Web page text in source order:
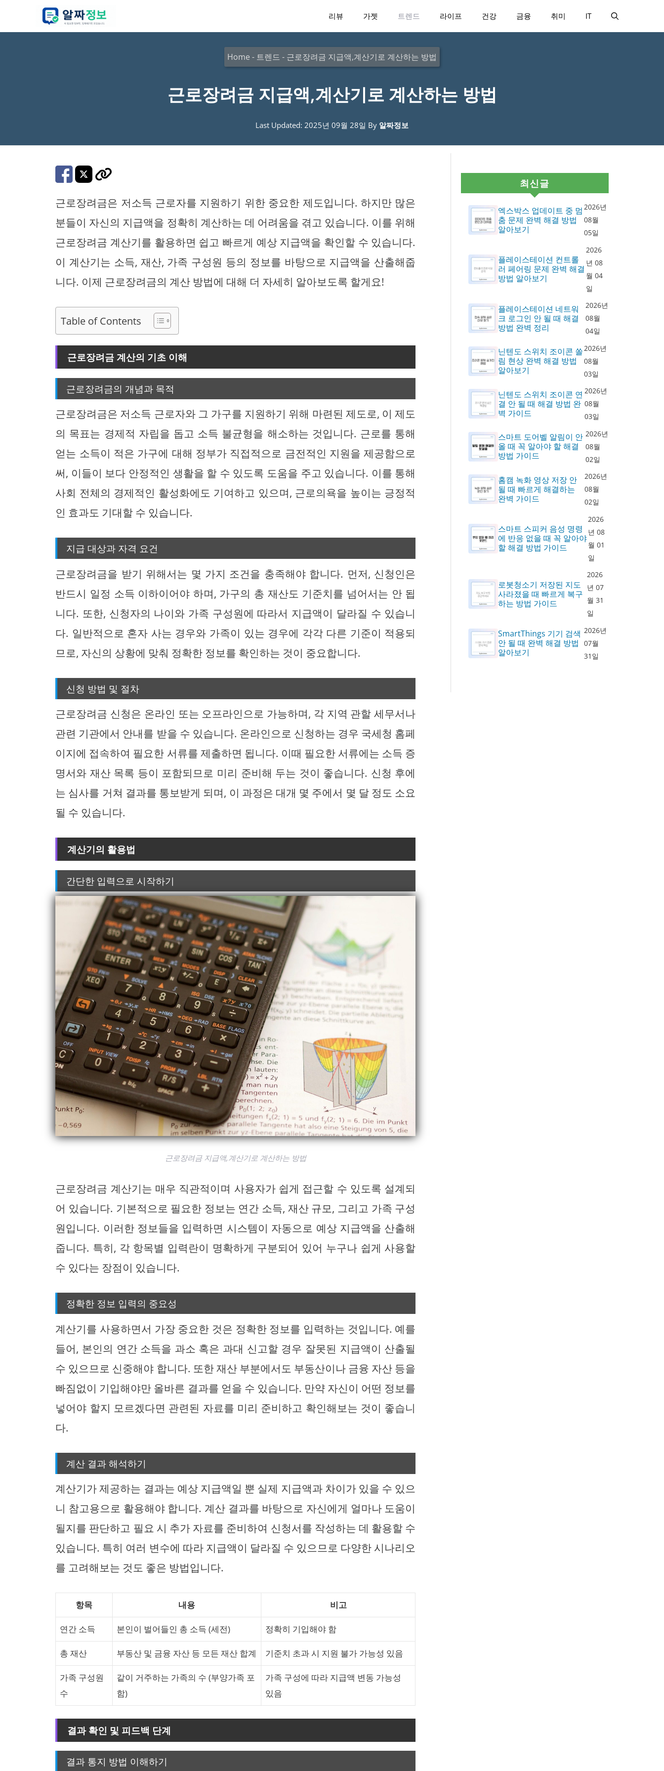
리뷰 가젯 트렌드 라이프 건강 금융 취미 IT
Home - 트렌드 - 근로장려금 지급액,계산기로 계산하는 방법
근로장려금 지급액,계산기로 계산하는 방법
Last Updated: 2025년 09월 28일 By 알짜정보
근로장려금은 저소득 근로자를 지원하기 위한 중요한 제도입니다. 하지만 많은
분들이 자신의 지급액을 정확히 계산하는 데 어려움을 겪고 있습니다. 이를 위해
근로장려금 계산기를 활용하면 쉽고 빠르게 예상 지급액을 확인할 수 있습니다.
이 계산기는 소득, 재산, 가족 구성원 등의 정보를 바탕으로 지급액을 산출해줍
니다. 이제 근로장려금의 계산 방법에 대해 더 자세히 알아보도록 할게요!
Table of Contents
근로장려금 계산의 기초 이해
근로장려금의 개념과 목적
근로장려금은 저소득 근로자와 그 가구를 지원하기 위해 마련된 제도로, 이 제도
의 목표는 경제적 자립을 돕고 소득 불균형을 해소하는 것입니다. 근로를 통해
얻는 소득이 적은 가구에 대해 정부가 직접적으로 금전적인 지원을 제공함으로
써, 이들이 보다 안정적인 생활을 할 수 있도록 도움을 주고 있습니다. 이를 통해
사회 전체의 경제적인 활성화에도 기여하고 있으며, 근로의욕을 높이는 긍정적
인 효과도 기대할 수 있습니다.
지급 대상과 자격 요건
근로장려금을 받기 위해서는 몇 가지 조건을 충족해야 합니다. 먼저, 신청인은
반드시 일정 소득 이하이어야 하며, 가구의 총 재산도 기준치를 넘어서는 안 됩
니다. 또한, 신청자의 나이와 가족 구성원에 따라서 지급액이 달라질 수 있습니
다. 일반적으로 혼자 사는 경우와 가족이 있는 경우에 각각 다른 기준이 적용되
므로, 자신의 상황에 맞춰 정확한 정보를 확인하는 것이 중요합니다.
신청 방법 및 절차
근로장려금 신청은 온라인 또는 오프라인으로 가능하며, 각 지역 관할 세무서나
관련 기관에서 안내를 받을 수 있습니다. 온라인으로 신청하는 경우 국세청 홈페
이지에 접속하여 필요한 서류를 제출하면 됩니다. 이때 필요한 서류에는 소득 증
명서와 재산 목록 등이 포함되므로 미리 준비해 두는 것이 좋습니다. 신청 후에
는 심사를 거쳐 결과를 통보받게 되며, 이 과정은 대개 몇 주에서 몇 달 정도 소요
될 수 있습니다.
계산기의 활용법
간단한 입력으로 시작하기
근로장려금 지급액,계산기로 계산하는 방법
근로장려금 계산기는 매우 직관적이며 사용자가 쉽게 접근할 수 있도록 설계되
어 있습니다. 기본적으로 필요한 정보는 연간 소득, 재산 규모, 그리고 가족 구성
원입니다. 이러한 정보들을 입력하면 시스템이 자동으로 예상 지급액을 산출해
줍니다. 특히, 각 항목별 입력란이 명확하게 구분되어 있어 누구나 쉽게 사용할
수 있다는 장점이 있습니다.
정확한 정보 입력의 중요성
계산기를 사용하면서 가장 중요한 것은 정확한 정보를 입력하는 것입니다. 예를
들어, 본인의 연간 소득을 과소 혹은 과대 신고할 경우 잘못된 지급액이 산출될
수 있으므로 신중해야 합니다. 또한 재산 부분에서도 부동산이나 금융 자산 등을
빠짐없이 기입해야만 올바른 결과를 얻을 수 있습니다. 만약 자신이 어떤 정보를
넣어야 할지 모르겠다면 관련된 자료를 미리 준비하고 확인해보는 것이 좋습니
다.
계산 결과 해석하기
계산기가 제공하는 결과는 예상 지급액일 뿐 실제 지급액과 차이가 있을 수 있으
니 참고용으로 활용해야 합니다. 계산 결과를 바탕으로 자신에게 얼마나 도움이
될지를 판단하고 필요 시 추가 자료를 준비하여 신청서를 작성하는 데 활용할 수
있습니다. 특히 여러 변수에 따라 지급액이 달라질 수 있으므로 다양한 시나리오
를 고려해보는 것도 좋은 방법입니다.
항목 내용 비고
연간 소득 본인이 벌어들인 총 소득 (세전) 정확히 기입해야 함
총 재산 부동산 및 금융 자산 등 모든 재산 합계 기준치 초과 시 지원 불가 가능성 있음
가족 구성원
수
같이 거주하는 가족의 수 (부양가족 포
함)
가족 구성에 따라 지급액 변동 가능성
있음
결과 확인 및 피드백 단계
결과 통지 방법 이해하기
최신글
엑스박스 업데이트 중 멈
춤 문제 완벽 해결 방법
알아보기
2026년
08월
05일
플레이스테이션 컨트롤
러 페어링 문제 완벽 해결
방법 알아보기
2026
년 08
월 04
일
플레이스테이션 네트워
크 로그인 안 될 때 해결
방법 완벽 정리
2026년
08월
04일
닌텐도 스위치 조이콘 쏠
림 현상 완벽 해결 방법
알아보기
2026년
08월
03일
닌텐도 스위치 조이콘 연
결 안 될 때 해결 방법 완
벽 가이드
2026년
08월
03일
스마트 도어벨 알림이 안
올 때 꼭 알아야 할 해결
방법 가이드
2026년
08월
02일
홈캠 녹화 영상 저장 안
될 때 빠르게 해결하는
완벽 가이드
2026년
08월
02일
스마트 스피커 음성 명령
에 반응 없을 때 꼭 알아야
할 해결 방법 가이드
2026
년 08
월 01
일
로봇청소기 저장된 지도
사라졌을 때 빠르게 복구
하는 방법 가이드
2026
년 07
월 31
일
SmartThings 기기 검색
안 될 때 완벽 해결 방법
알아보기
2026년
07월
31일